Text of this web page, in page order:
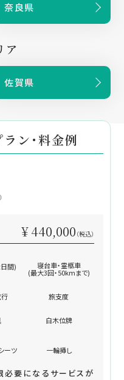
奈良県
ア
佐賀県
ン・料金例
¥ 440,000 （税込）
日間) 寝台車・霊柩車
(最大3回・50kmまで)
旅支度
白木位牌
ーツ 一輪挿し
必要になるサービスが